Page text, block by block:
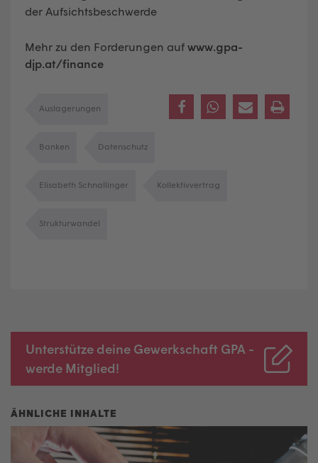
der Aufsichtsbeschwerde
Mehr zu den Forderungen auf www.gpa-
djp.at/finance
Auslagerungen
Banken Datenschutz
Elisabeth Schnallinger Kollektivvertrag
Strukturwandel
Unterstütze deine Gewerkschaft GPA -
werde Mitglied!